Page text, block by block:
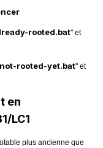
rooted.bat" et
not-rooted-yet.bat" et
en
LC1
plus ancienne que